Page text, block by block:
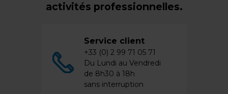
activités professionnelles.
Service client
+33 (0) 2 99 71 05 71
Du Lundi au Vendredi
de 8h30 à 18h
sans interruption